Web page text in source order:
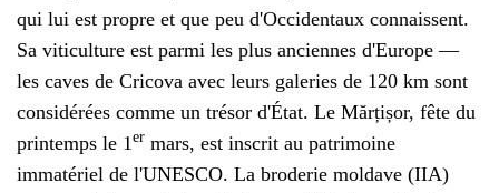
qui lui est propre et que peu d'Occidentaux connaissent.
Sa viticulture est parmi les plus anciennes d'Europe —
les caves de Cricova avec leurs galeries de 120 km sont
considérées comme un trésor d'État. Le Mărțișor, fête du
printemps le 1er mars, est inscrit au patrimoine
immatériel de l'UNESCO. La broderie moldave (IIA)